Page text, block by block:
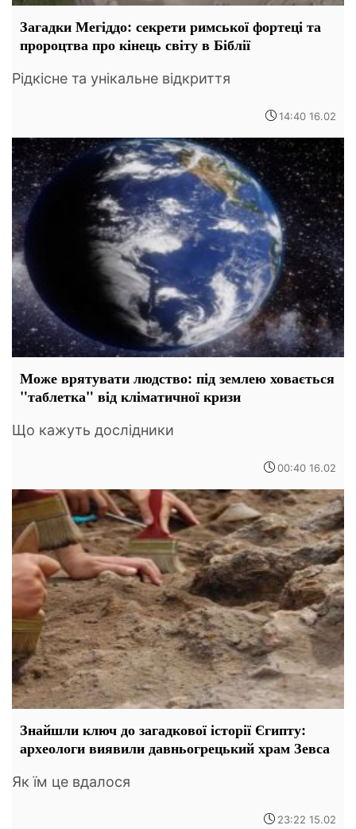
Загадки Мегіддо: секрети римської фортеці та
пророцтва про кінець світу в Біблії
Рідкісне та унікальне відкриття
14:40 16.02
Може врятувати людство: під землею ховається
"таблетка" від кліматичної кризи
Що кажуть дослідники
00:40 16.02
Знайшли ключ до загадкової історії Єгипту:
археологи виявили давньогрецький храм Зевса
Як їм це вдалося
23:22 15.02